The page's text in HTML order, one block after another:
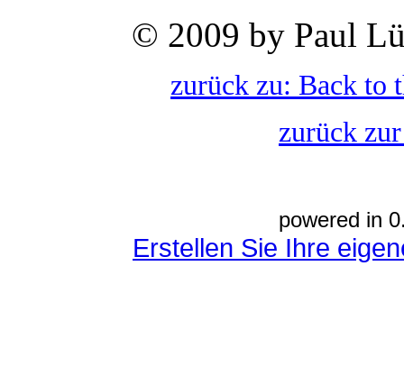
© 2009 by Paul
zurück zu: Back to
zurück
powered in
Erstellen Sie Ihre